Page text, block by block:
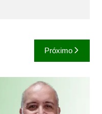
Próximo